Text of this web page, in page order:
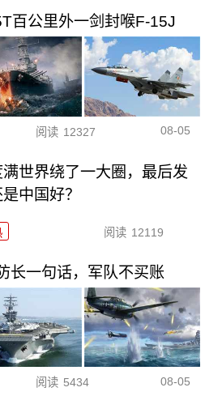
百公里外一剑封喉F-15J
阅读 12327 08-05
满世界绕了一大圈，最后发
中国好？
阅读 12119
长一句话，军队不买账
阅读 5434 08-05